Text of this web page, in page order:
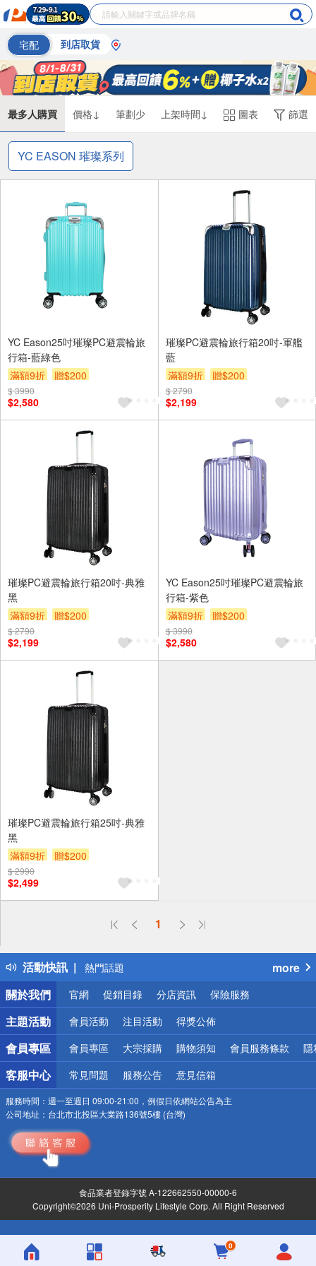
宅配 到店取貨
最多人購買 價格↓ 筆劃少 上架時間↓ 圖表 篩選
YC EASON 璀璨系列
YC Eason25吋璀璨PC避震輪旅
行箱-藍綠色
滿額9折
贈$200
$ 3990
$2,580
璀璨PC避震輪旅行箱20吋-軍艦
藍
滿額9折
贈$200
$ 2790
$2,199
璀璨PC避震輪旅行箱20吋-典雅
黑
滿額9折
贈$200
$ 2790
$2,199
YC Eason25吋璀璨PC避震輪旅
行箱-紫色
滿額9折
贈$200
$ 3990
$2,580
璀璨PC避震輪旅行箱25吋-典雅
黑
滿額9折
贈$200
$ 2990
$2,499
1
活動快訊
偏遠地區配送
得獎公告
熱門話題
銀行優惠
偏遠地區配送
詐騙網頁！請小心！
more
關於我們
官網 促銷目錄 分店資訊 保險服務
主題活動 會員活動 注目活動 得獎公佈
會員專區 會員專區 大宗採購 購物須知 會員服務條款 隱
客服中心 常見問題 服務公告 意見信箱
服務時間： 週一至週日 09:00-21:00，例假日依網站公告為主
公司地址： 台北市北投區大業路136號5樓 (台灣)
食品業者登錄字號 A-122662550-00000-6
Copyright©2026 Uni-Prosperity Lifestyle Corp. All Right Reserved
0